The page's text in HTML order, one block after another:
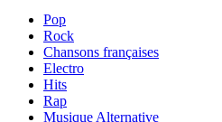
Pop
Rock
Chansons françaises
Electro
Hits
Rap
Musique Alternative